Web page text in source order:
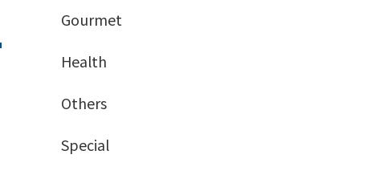
Gourmet
Health
Others
Special